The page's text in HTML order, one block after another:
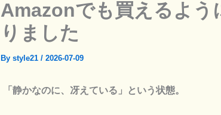
Amazonでも買えるよう
りました
By style21 / 2026-07-09
「静かなのに、冴えている」という状態。